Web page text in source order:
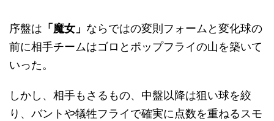
序盤は 「魔女」 ならではの変則フォームと変化球の
前に相手チームはゴロとポップフライの山を築いて
いった。
しかし、相手もさるもの、中盤以降は狙い球を絞
り、バントや犠牲フライで確実に点数を重ねるスモ